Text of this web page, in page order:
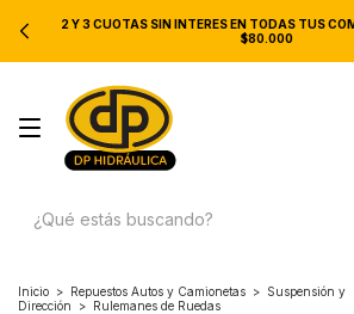
CODIGO PROMOCIONAL:
Inicio > Repuestos Autos y Camionetas > Suspensión y
Dirección
> Rulemanes de Ruedas